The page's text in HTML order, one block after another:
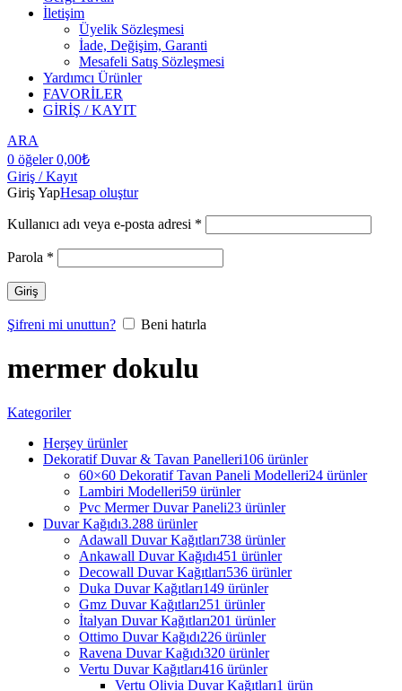
İletişim
Üyelik Sözleşmesi
İade, Değişim, Garanti
Mesafeli Satış Sözleşmesi
Yardımcı Ürünler
FAVORİLER
GİRİŞ / KAYIT
ARA
0 öğeler 0,00₺
Giriş / Kayıt
Giriş YapHesap oluştur
Kullanıcı adı veya e-posta adresi *
Parola *
Giriş
Şifreni mi unuttun? Beni hatırla
mermer dokulu
Kategoriler
Herşey ürünler
Dekoratif Duvar & Tavan Panelleri106 ürünler
60×60 Dekoratif Tavan Paneli Modelleri24 ürünler
Lambiri Modelleri59 ürünler
Pvc Mermer Duvar Paneli23 ürünler
Duvar Kağıdı3.288 ürünler
Adawall Duvar Kağıtları738 ürünler
Ankawall Duvar Kağıdı451 ürünler
Decowall Duvar Kağıtları536 ürünler
Duka Duvar Kağıtları149 ürünler
Gmz Duvar Kağıtları251 ürünler
İtalyan Duvar Kağıtları201 ürünler
Ottimo Duvar Kağıdı226 ürünler
Ravena Duvar Kağıdı320 ürünler
Vertu Duvar Kağıtları416 ürünler
Vertu Olivia Duvar Kağıtları1 ürün